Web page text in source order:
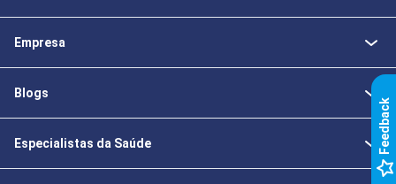
Empresa
Blogs
Especialistas da Saúde k